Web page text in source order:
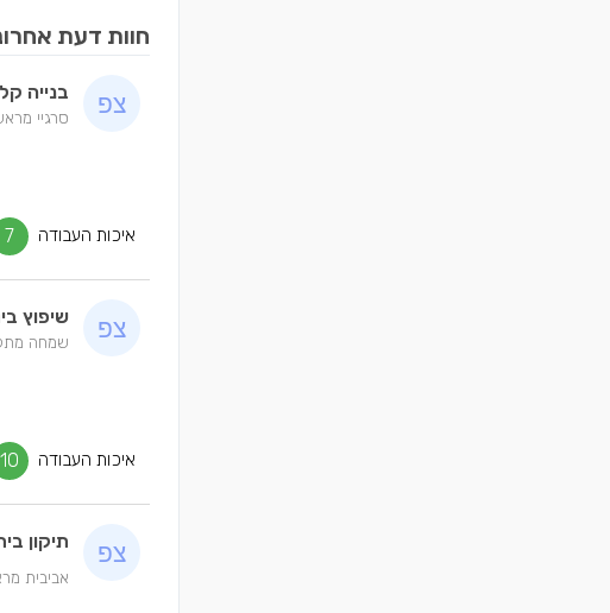
חוות דעת
בנייה
סרגיי
איכות העבודה 7
שיפוץ
שמחה
איכות העבודה 10
תיקון
אביבית